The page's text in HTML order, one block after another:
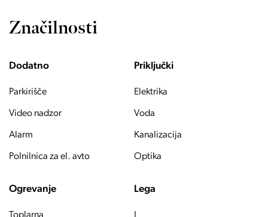
Značilnosti
Dodatno
Parkirišče
Video nadzor
Alarm
Polnilnica za el. avto
Priključki
Elektrika
Voda
Kanalizacija
Optika
Ogrevanje Lega